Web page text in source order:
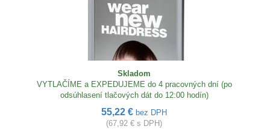
Skladom
VYTLAČÍME a EXPEDUJEME do 4 pracovných dní (po
odsúhlasení tlačových dát do 12:00 hodín)
55,22 € bez DPH
(67,92 € s DPH)